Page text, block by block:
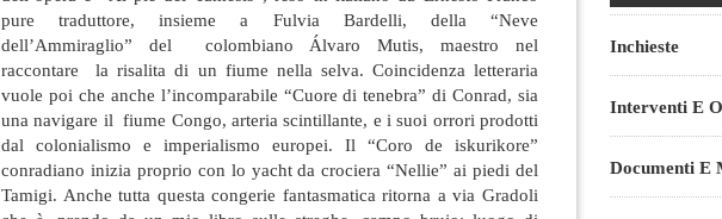
pure traduttore, insieme a Fulvia Bardelli, della “Neve
dell’Ammiraglio” del colombiano Álvaro Mutis, maestro nel
raccontare la risalita di un fiume nella selva. Coincidenza letteraria
vuole poi che anche l’incomparabile “Cuore di tenebra” di Conrad, sia
una navigare il fiume Congo, arteria scintillante, e i suoi orrori prodotti
dal colonialismo e imperialismo europei. Il “Coro de iskurikore”
conradiano inizia proprio con lo yacht da crociera “Nellie” ai piedi del
Tamigi. Anche tutta questa congerie fantasmatica ritorna a via Gradoli
Inchieste
Interventi E
Documenti E